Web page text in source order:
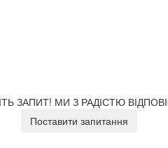
ЗАПИТ! МИ З РАДІСТЮ
Поставити запитання